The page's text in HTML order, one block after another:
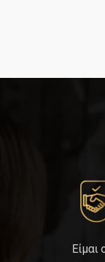
Είμαι